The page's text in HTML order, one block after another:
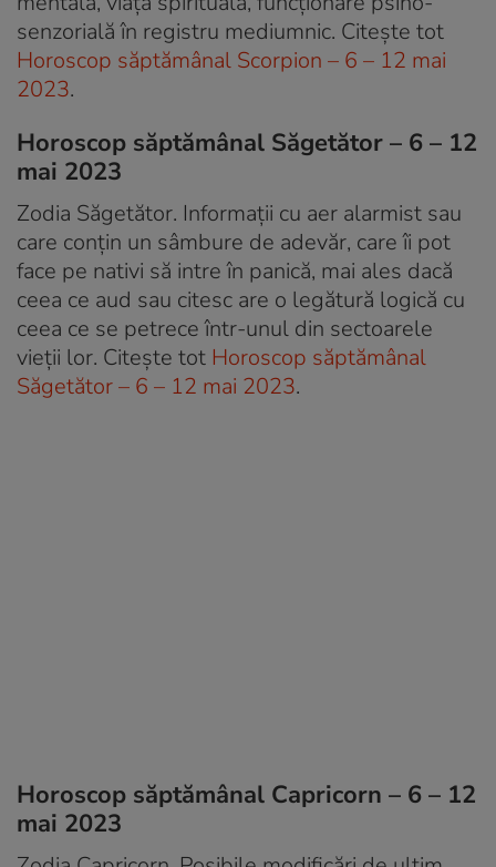
senzorială în registru mediumnic. Citește tot
Horoscop săptămânal Scorpion – 6 – 12 mai
2023.
Horoscop săptămânal Săgetător – 6 – 12
mai 2023
Zodia Săgetător. Informații cu aer alarmist sau
care conțin un sâmbure de adevăr, care îi pot
face pe nativi să intre în panică, mai ales dacă
ceea ce aud sau citesc are o legătură logică cu
ceea ce se petrece într-unul din sectoarele
vieții lor. Citește tot Horoscop săptămânal
Săgetător – 6 – 12 mai 2023.
Horoscop săptămânal Capricorn – 6 – 12
mai 2023